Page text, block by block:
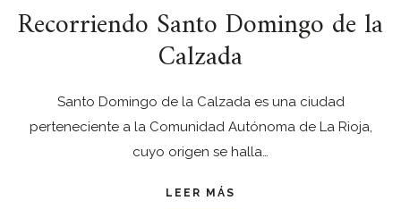
Recorriendo Santo Domingo de la
Calzada
Santo Domingo de la Calzada es una ciudad
perteneciente a la Comunidad Autónoma de La Rioja,
cuyo origen se halla…
LEER MÁS